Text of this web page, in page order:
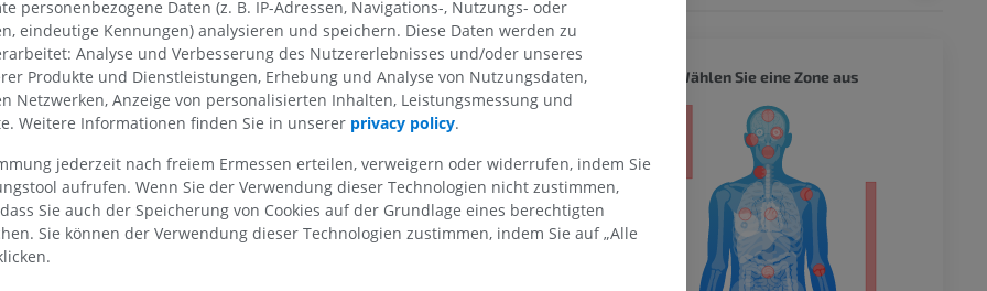
This definition incorporates text from a public domain
edition of Gray's Anatomy (20th U.S. edition of Gray's
Anatomy of the Human Body, published in 1918 – from
http://www.bartleby.com/107/).
Galerie
GLIEDMASSE
MRT der oberen Extremität
PREMIUM
MRT der Schulter
UNTERE GLIEDMASSE
Untere Extremität
PREMIUM
Röntgenaufnahme der
Wählen Sie eine Zone aus
personenbezogene Daten (z. B. IP-Adressen, Navigations-, Nutzungs- oder
eindeutige Kennungen) analysieren und speichern. Diese Daten werden zu
Analyse und Verbesserung des Nutzererlebnisses und/oder unseres
Produkte und Dienstleistungen, Erhebung und Analyse von Nutzungsdaten,
Netzwerken, Anzeige von personalisierten Inhalten, Leistungsmessung und
Weitere Informationen finden Sie in unserer privacy policy.
jederzeit nach freiem Ermessen erteilen, verweigern oder widerrufen, indem Sie
aufrufen. Wenn Sie der Verwendung dieser Technologien nicht zustimmen,
Sie auch der Speicherung von Cookies auf der Grundlage eines berechtigten
Sie können der Verwendung dieser Technologien zustimmen, indem Sie auf „Alle